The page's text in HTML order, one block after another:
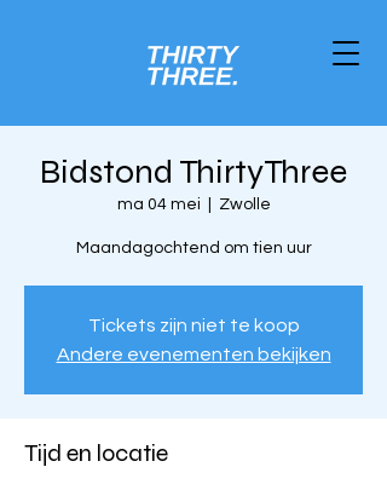
Bidstond ThirtyThree
ma 04 mei Zwolle
Maandagochtend om tien uur
Tickets zijn niet te koop
Andere evenementen bekijken
Tijd en locatie